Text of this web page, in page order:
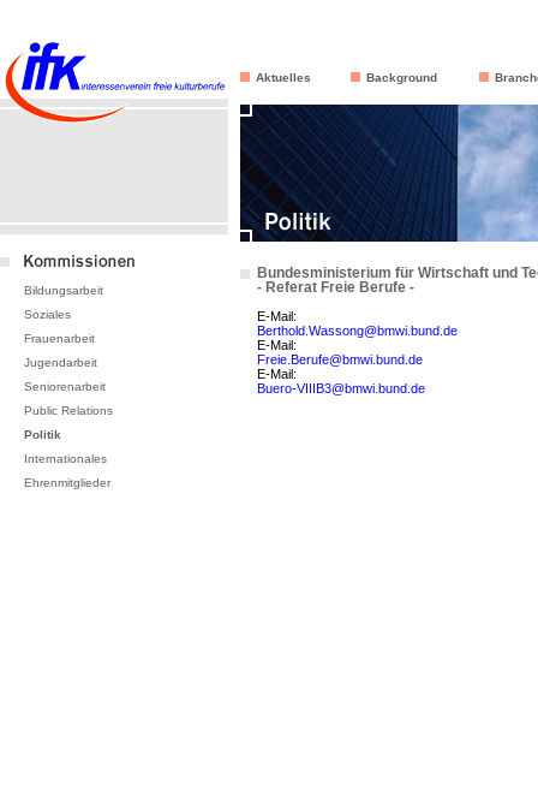
Aktuelles Background
Bildungsarbeit
Soziales
Frauenarbeit
Jugendarbeit
Seniorenarbeit
Public Relations
Politik
Internationales
Ehrenmitglieder
Bundesministerium für Wirtschaft und
- Referat Freie Berufe -
E-Mail:
Berthold.Wassong@bmwi.bund.de
E-Mail:
Freie.Berufe@bmwi.bund.de
E-Mail:
Buero-VIIIB3@bmwi.bund.de